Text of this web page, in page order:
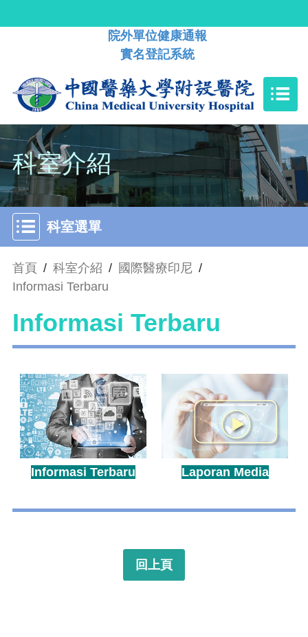
院外單位健康通報
實名登記系統
科室介紹
科室選單
首頁 / 科室介紹 / 國際醫療印尼 /
Informasi Terbaru
Informasi Terbaru
Informasi Terbaru Laporan Media
回上頁